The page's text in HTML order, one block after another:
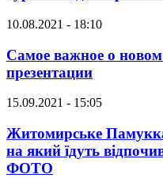
10.08.2021 - 18:10
Самое важное о
презентации
15.09.2021 - 15:05
Житомирське
на який їдуть
ФОТО